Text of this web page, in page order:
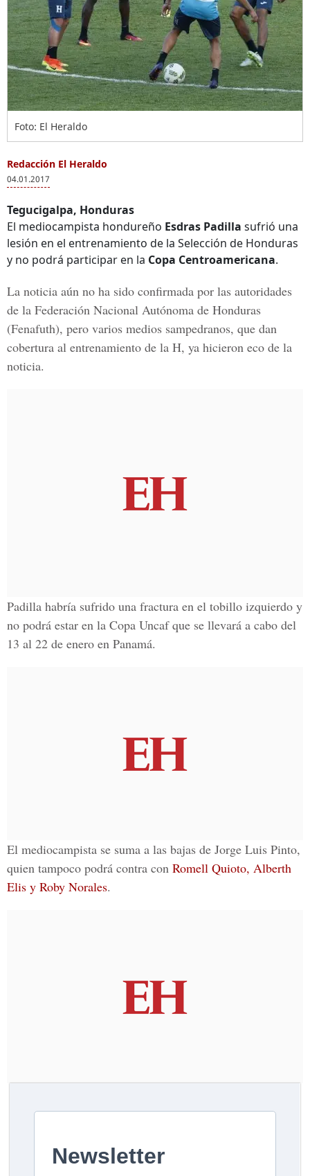
Foto: El Heraldo
Redacción El Heraldo
04.01.2017
Tegucigalpa, Honduras
El mediocampista hondureño Esdras Padilla sufrió una
lesión en el entrenamiento de la Selección de Honduras
y no podrá participar en la Copa Centroamericana.
La noticia aún no ha sido confirmada por las autoridades
de la Federación Nacional Autónoma de Honduras
(Fenafuth), pero varios medios sampedranos, que dan
cobertura al entrenamiento de la H, ya hicieron eco de la
noticia.
Padilla habría sufrido una fractura en el tobillo izquierdo y
no podrá estar en la Copa Uncafque se llevará a cabo del
13 al 22 de enero en Panamá.
El mediocampista se suma a las bajas de Jorge Luis Pinto,
quien tampoco podrá contra con Romell Quioto, Alberth
Elis y Roby Norales.